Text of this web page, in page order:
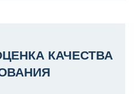
КАЧЕСТВА